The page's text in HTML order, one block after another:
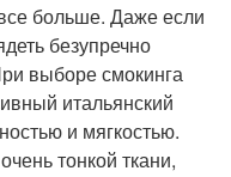
больше. Даже если
безупречно
выборе смокинга
итальянский
и мягкостью.
тонкой ткани,